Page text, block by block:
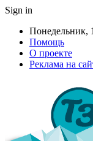
Sign in
Понедельник,
Помощь
О проекте
Реклама на